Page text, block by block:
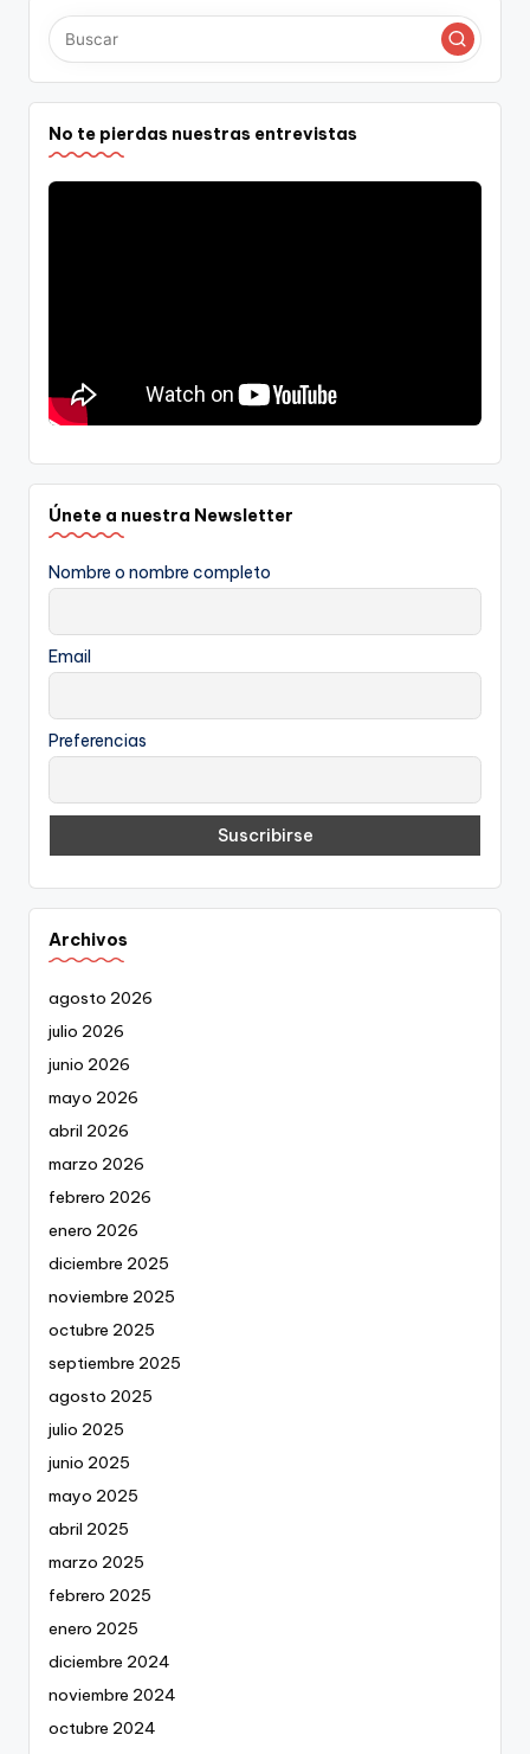
entradas
No te pierdas nuestras entrevistas
Únete a nuestra Newsletter
Nombre o nombre completo
Email
Preferencias
Archivos
agosto 2026
julio 2026
junio 2026
mayo 2026
abril 2026
marzo 2026
febrero 2026
enero 2026
diciembre 2025
noviembre 2025
octubre 2025
septiembre 2025
agosto 2025
julio 2025
junio 2025
mayo 2025
abril 2025
marzo 2025
febrero 2025
enero 2025
diciembre 2024
noviembre 2024
octubre 2024